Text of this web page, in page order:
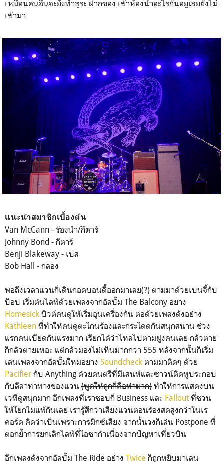
เหมือนคนอื่นจะยังทำธุระ ฝากของ เข้าห้องน้ำอะไรกันอยู่เลยยังไม่
เข้ามา
แนะนำสมาชิกเบื้องต้น
Van McCann - ร้องนำ/กีตาร์
Johnny Bond - กีตาร์
Benji Blakeway - เบส
Bob Hall - กลอง
พอถึงเวลาแวนก็เดินกอดบอนดี้ออกมาเลย(?) ตามมาด้วยเบนจี้กับ
บ็อบ เริ่มต้นไลฟ์ด้วยเพลงจากอัลบั้ม The Balcony อย่าง
Homesick บิวต์คนดูให้เริ่มอุ่นเครื่องกัน ต่อด้วยเพลงดังอย่าง
Kathleen ที่ทำให้คนดูตะโกนร้องและกระโดดกันสนุกสนาน ช่วง
แรกคนเบียดกันแรงมาก เรียกได้ว่าไหลไปตามฝูงคนเลย กลัวตาย
ก็กลัวตายเหอะ แต่กลัวมองไม่เห็นมากกว่า 555 หลังจากนั้นก็เริ่ม
เล่นเพลงจากอัลบั้มใหม่อย่าง Soundcheck ตามมาติดๆ ด้วย
Pacifier กับ Anything ด้วยดนตรีที่มีเสน่ห์และซาวน์ติดหูประกอบ
กับลีลาท่าทางของแวน (พูดให้ถูกก็คือท่ามาก) ทำให้การแสดงบน
เวทีดูสนุกมาก อีกเพลงที่เราชอบก็ Business และ Falloutที่ชวน
ให้โยกไม่แพ้กันเลย เรารู้สึกว่าเสียงแวนตอนร้องสดสูงกว่าในเร
คอร์ด คิดว่าเป็นเพราะการมิกซ์เสียง จากนั้นวงก็เล่น Postpone ที่
ตอกย้ำการยกเลิกไลฟ์ที่โอซาก้าเนื่องจากปัญหาเที่ยวบิน
อีกเพลงดังจากอัลบั้ม The Ride อย่าง Twice ก็ถูกหยิบมาเล่น